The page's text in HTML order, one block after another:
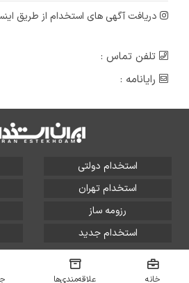
دریافت آگهی های استخدام از طریق
تلفن تماس :
رایانامه :
استخدام دولتی
استخدام تهران
رزومه ساز
استخدام جدید
تمامی حقوق این سایت برای
گونه سوءاستفاده از آن پیگرد
خانه علاقه‌مندی‌ها